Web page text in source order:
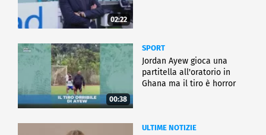
02:22
00:38
SPORT
Jordan Ayew gioca una
partitella all'oratorio in
Ghana ma il tiro è horror
ULTIME NOTIZIE